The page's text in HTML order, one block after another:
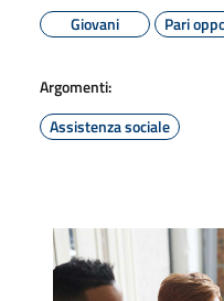
Giovani
Pari
Argomenti:
Assistenza sociale